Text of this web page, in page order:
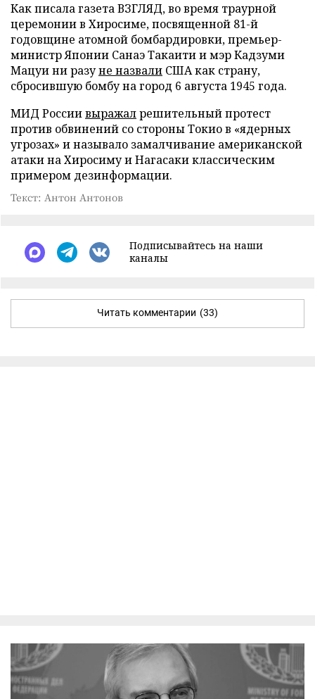
Как писала газета ВЗГЛЯД, во время траурной
церемонии в Хиросиме, посвященной 81-й
годовщине атомной бомбардировки, премьер-
министр Японии Санаэ Такаити и мэр Кадзуми
Мацуи ни разуне назвали США как страну,
сбросившую бомбу на город 6 августа 1945 года.
МИД Россиивыражалрешительный протест
против обвинений со стороны Токио в «ядерных
угрозах» и называло замалчивание американской
атаки на Хиросиму и Нагасаки классическим
примером дезинформации.
Текст: Антон Антонов
Подписывайтесь на наши
каналы
Читать комментарии (33)